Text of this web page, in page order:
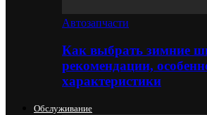
Автозапчасти
Как выбрать зимние
рекомендации,
характеристики
Обслуживание